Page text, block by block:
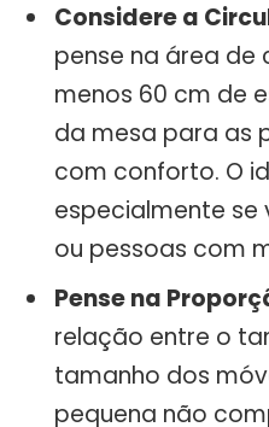
Considere a
pense na área de
menos 60 cm de
da mesa para as
com conforto. O
especialmente
ou pessoas com
Pense na
relação entre o
tamanho dos
pequena não